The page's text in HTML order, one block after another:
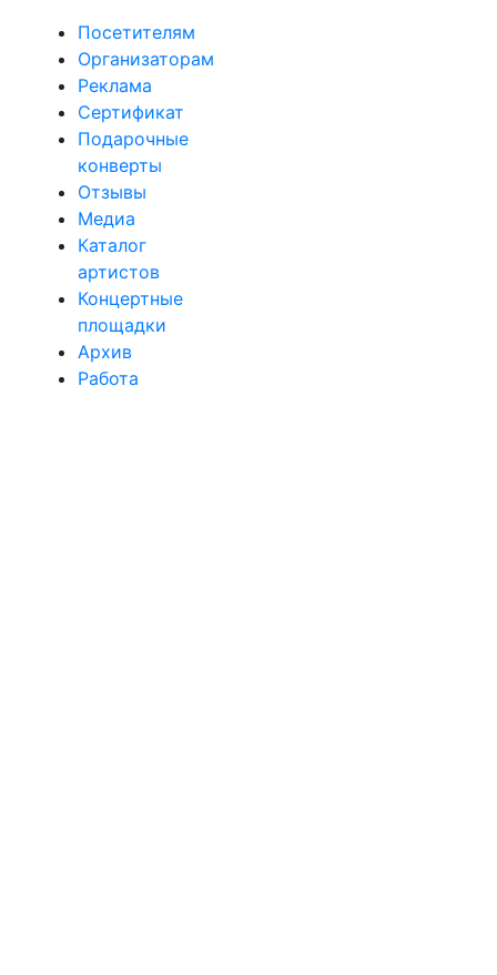
Посетителям
Организаторам
Реклама
Сертификат
Подарочные
конверты
Отзывы
Медиа
Каталог
артистов
Концертные
площадки
Архив
Работа